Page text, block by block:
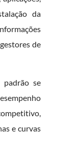
da
de
padrão se
e curvas